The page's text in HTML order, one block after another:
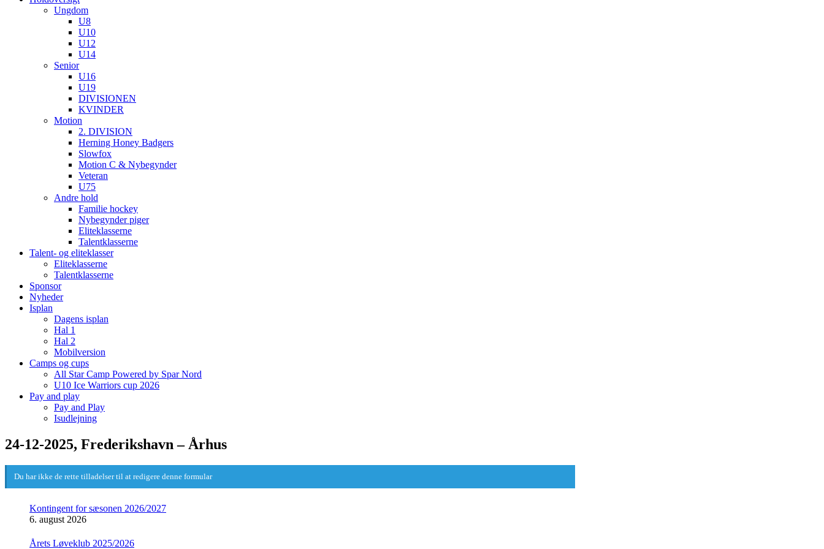
Ungdom
U8
U10
U12
U14
Senior
U16
U19
DIVISIONEN
KVINDER
Motion
2. DIVISION
Herning Honey Badgers
Slowfox
Motion C & Nybegynder
Veteran
U75
Andre hold
Familie hockey
Nybegynder piger
Eliteklasserne
Talentklasserne
Talent- og eliteklasser
Eliteklasserne
Talentklasserne
Sponsor
Nyheder
Isplan
Dagens isplan
Hal 1
Hal 2
Mobilversion
Camps og cups
All Star Camp Powered by Spar Nord
U10 Ice Warriors cup 2026
Pay and play
Pay and Play
Isudlejning
24-12-2025, Frederikshavn – Århus
Du har ikke de rette tilladelser til at redigere denne formular
Kontingent for sæsonen 2026/2027
6. august 2026
Årets Løveklub 2025/2026